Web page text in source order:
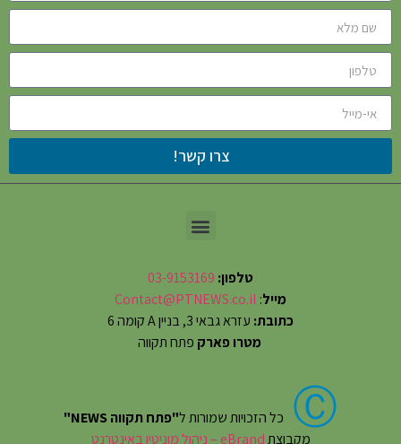
צרו קשר!
טלפון: 03-9153169
מייל:
Contact@PTNEWS.co.il
כתובת: עזרא גבאי 3, בניין A קומה 6
מטרו פארק פתח תקווה
Ⓒ כל הזכויות שמורות ל"פתח תקווה NEWS"
מקבוצתeBrand – ניהול מוניטין באינטרנט